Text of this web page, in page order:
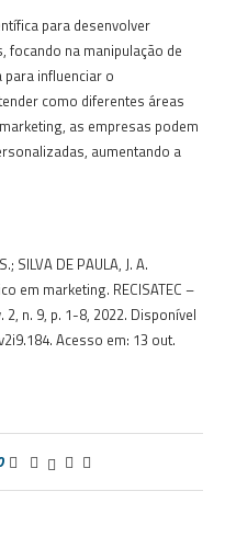
para desenvolver
focando na manipulação de
influenciar o
como diferentes áreas
as empresas podem
aumentando a
SILVA DE PAULA, J. A.
em marketing. RECISATEC –
n. 9, p. 1-8, 2022. Disponível
Acesso em: 13 out.